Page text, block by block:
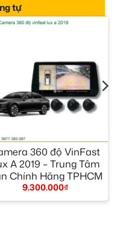
tự
360 độ VinFast
A 2019 – Trung Tâm
Chính Hãng TPHCM
9.300.000₫